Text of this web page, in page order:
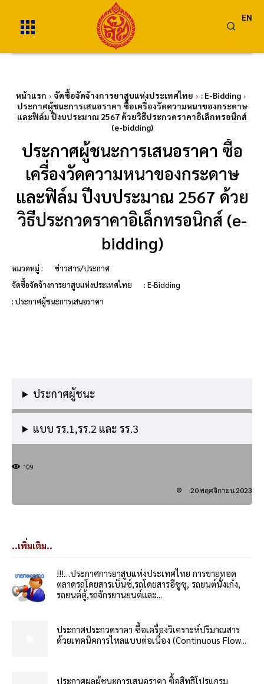
EN
หน้าแรก จัดซื้อจัดจ้างการยาสูบแห่งประเทศไทย
: E-Bidding
ประกาศผู้ชนะการเสนอราคา ซื้อเครื่องวัดความหนาของกระดาษ
และฟิล์ม ปีงบประมาณ 2567 ด้วยวิธีประกวดราคาอิเล็กทรอนิกส์
(e-bidding)
ประกาศผู้ชนะการเสนอราคา ซื้อ
เครื่องวัดความหนาของกระดาษ
และฟิล์ม ปีงบประมาณ 2567 ด้วย
วิธีประกวดราคาอิเล็กทรอนิกส์ (e-
bidding)
หมวดหมู่ :
ข่าวสาร/ประกาศ
จัดซื้อจัดจ้างการยาสูบแห่งประเทศไทย
: E-Bidding
: ประกาศผู้ชนะการเสนอราคา
ประกาศผู้ชนะ
แบบ รร.1,รร.2 และ รร.3
109
20 พฤศจิกายน 2023
..เพิ่มเติม..
!!!…ประกาศการยาสูบแห่งประเทศไทย การขายทอด
ตลาดรถโดยสารเบ็นซ์,รถโดยสารอีซูซุ, รถยนต์นั่งเก๋ง,
รถยนต์ตู้,รถจักรยานยนต์และ...
ประกาศประกวดราคา ซื้อเครื่องวิเคราะห์ปริมาณสาร
ด้วยเทคนิคการไหลแบบต่อเนื่อง (Continuous Flow...
ประกาศผลผู้ชนะการเสนอราคา ซื้อสิทธิโปรแกรม